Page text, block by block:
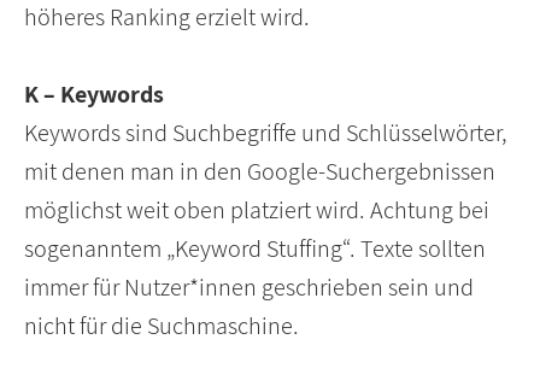
höheres Ranking erzielt wird.
K – Keywords
Keywords sind Suchbegriffe und Schlüsselwörter,
mit denen man in den Google-Suchergebnissen
möglichst weit oben platziert wird. Achtung bei
sogenanntem „Keyword Stuffing“. Texte sollten
immer für Nutzer*innen geschrieben sein und
nicht für die Suchmaschine.